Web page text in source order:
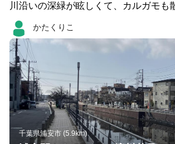
川沿いの深緑が眩しくて、カルガモも
かたくりこ
千葉県浦安市 (5.9km)